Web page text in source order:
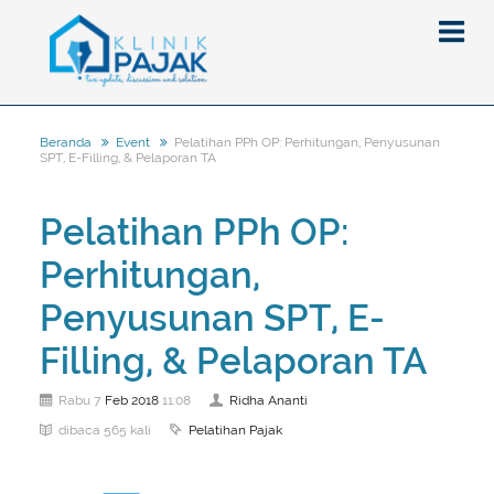
Pajak
Pengantar
Pajak Penghasilan (PPh)
Pajak Pertambahan Nilai (PPN)
Administrasi Perpajakan
Penghitungan Pajak
Peraturan
PPh
KUP
Update Aturan Pajak
SPT
SPT Masa
SPT Tahunan
Formulir Pajak
Event
Gallery
Tax Amnesty
Beranda Event
Pelatihan PPh OP: Perhitungan, Penyusunan
SPT, E-Filling, & Pelaporan TA
Pelatihan PPh OP:
Perhitungan,
Penyusunan SPT, E-
Filling, & Pelaporan TA
Rabu 7 Feb 201811:08 Ridha Ananti
dibaca 565 kali Pelatihan Pajak